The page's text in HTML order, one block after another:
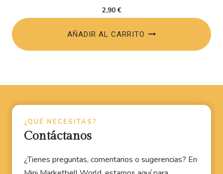
2,90€
AÑADIR AL CARRITO
¿QUÉ NECESITAS?
Contáctanos
¿Tienes preguntas, comentarios o sugerencias? En